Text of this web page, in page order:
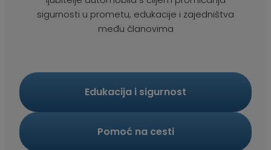
sigurnosti u prometu, edukacije i zajedništva
među članovima
Edukacija i sigurnost
Pomoć na cesti